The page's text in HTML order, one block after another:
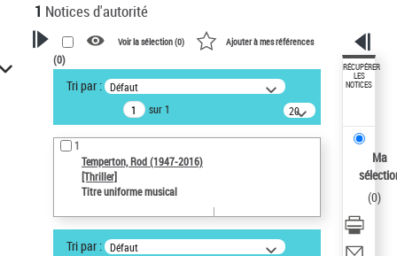
1 Notices d'autorité
VOTRE RECHERCHE
Recherche avancée dans les
notices d’autorité
Œuvres liées à l'auteur :
Temperton, Rod (1947-2016)
Type de notice d'autorité
Voir la sélection (0) Ajouter à mes références
(0)
Tri par : Défaut
sur 1
20
résultats/page
1
Temperton, Rod (1947-2016)
[Thriller]
Titre uniforme musical
Tri par : Défaut
RÉCUPÉRER
LES
NOTICES
Ma
(0)